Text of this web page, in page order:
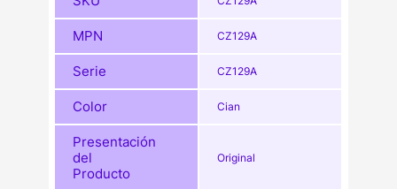
MPN CZ129A
Serie CZ129A
Color Cian
Presentación
del
Producto
Original